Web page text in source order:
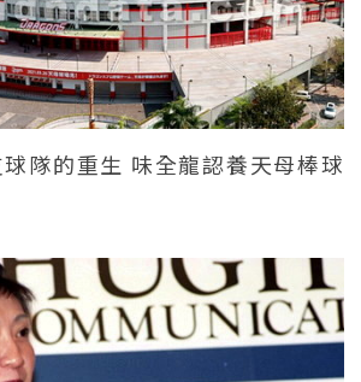
隊的重生 味全龍認養天母棒球